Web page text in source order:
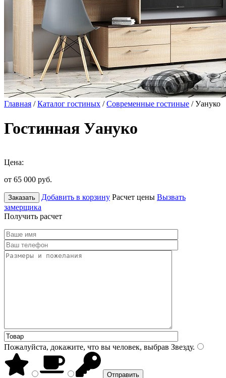
Главная /Каталог гостиных /Современные гостиные / Уануко
Гостинная Уануко
Цена:
от 65 000 руб.
Заказать Добавить в корзину Расчет цены Вызвать
замерщика
Получить расчет
Пожалуйста, докажите, что вы человек, выбрав Звезду.